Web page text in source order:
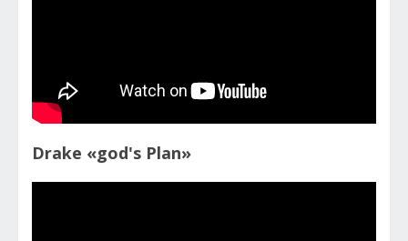
Drake «god's Plan»